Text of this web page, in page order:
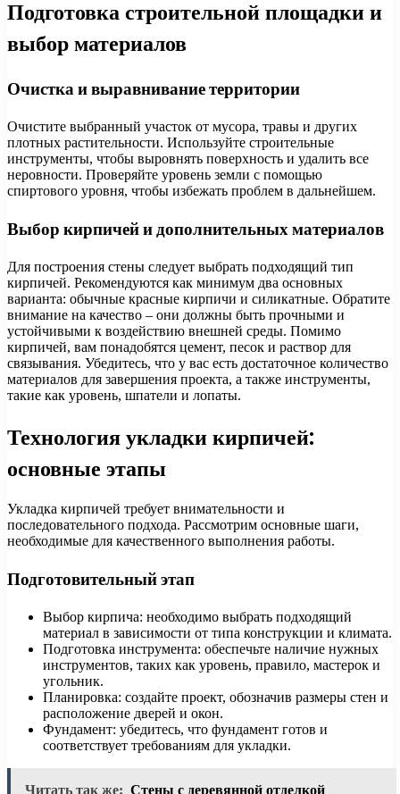
Подготовка строительной площадки и
выбор материалов
Очистка и выравнивание территории
Очистите выбранный участок от мусора, травы и других
плотных растительности. Используйте строительные
инструменты, чтобы выровнять поверхность и удалить все
неровности. Проверяйте уровень земли с помощью
спиртового уровня, чтобы избежать проблем в дальнейшем.
Выбор кирпичей и дополнительных материалов
Для построения стены следует выбрать подходящий тип
кирпичей. Рекомендуются как минимум два основных
варианта: обычные красные кирпичи и силикатные. Обратите
внимание на качество – они должны быть прочными и
устойчивыми к воздействию внешней среды. Помимо
кирпичей, вам понадобятся цемент, песок и раствор для
связывания. Убедитесь, что у вас есть достаточное количество
материалов для завершения проекта, а также инструменты,
такие как уровень, шпатели и лопаты.
Технология укладки кирпичей:
основные этапы
Укладка кирпичей требует внимательности и
последовательного подхода. Рассмотрим основные шаги,
необходимые для качественного выполнения работы.
Подготовительный этап
Выбор кирпича: необходимо выбрать подходящий
материал в зависимости от типа конструкции и климата.
Подготовка инструмента: обеспечьте наличие нужных
инструментов, таких как уровень, правило, мастерок и
угольник.
Планировка: создайте проект, обозначив размеры стен и
расположение дверей и окон.
Фундамент: убедитесь, что фундамент готов и
соответствует требованиям для укладки.
Читать так же: Стены с деревянной отделкой